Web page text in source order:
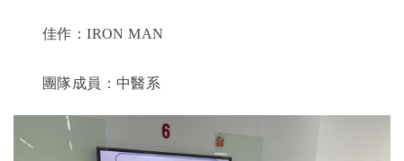
佳作：IRON MAN
團隊成員：中醫系